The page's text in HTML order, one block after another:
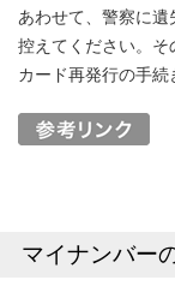
あわせて、警察に
控えてください。
カード再発行の手続
マイナンバー